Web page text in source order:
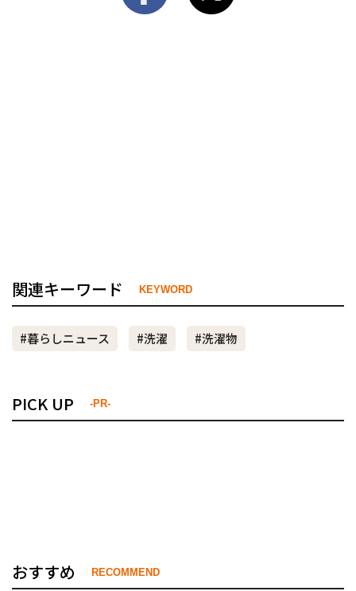
関連キーワード KEYWORD
#暮らしニュース #洗濯 #洗濯物
PICK UP -PR-
おすすめ RECOMMEND